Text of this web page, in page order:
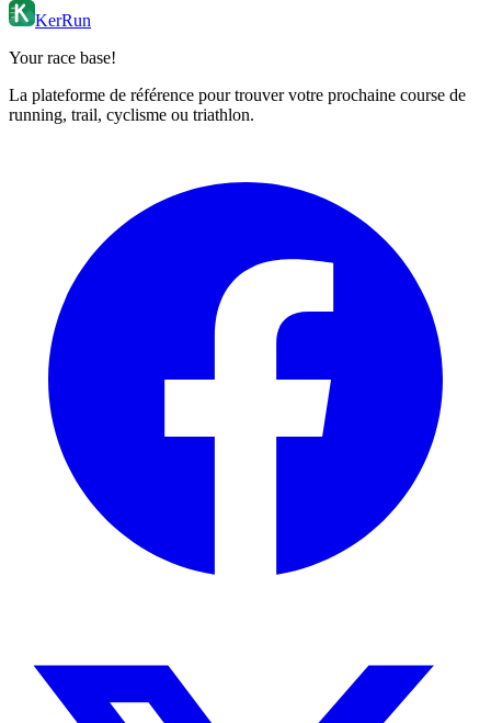
KerRun
Your race base!
La plateforme de référence pour trouver votre prochaine course de
running, trail, cyclisme ou triathlon.